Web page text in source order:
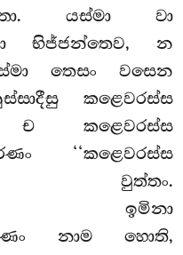
යස්මා වා
භිජ්ජන්තෙව, න
තෙසං වසෙන
කළෙවරස්ස
කළෙවරස්ස
‘‘කළෙවරස්ස
වුත්තං.
ඉමිනා
නාම හොති,